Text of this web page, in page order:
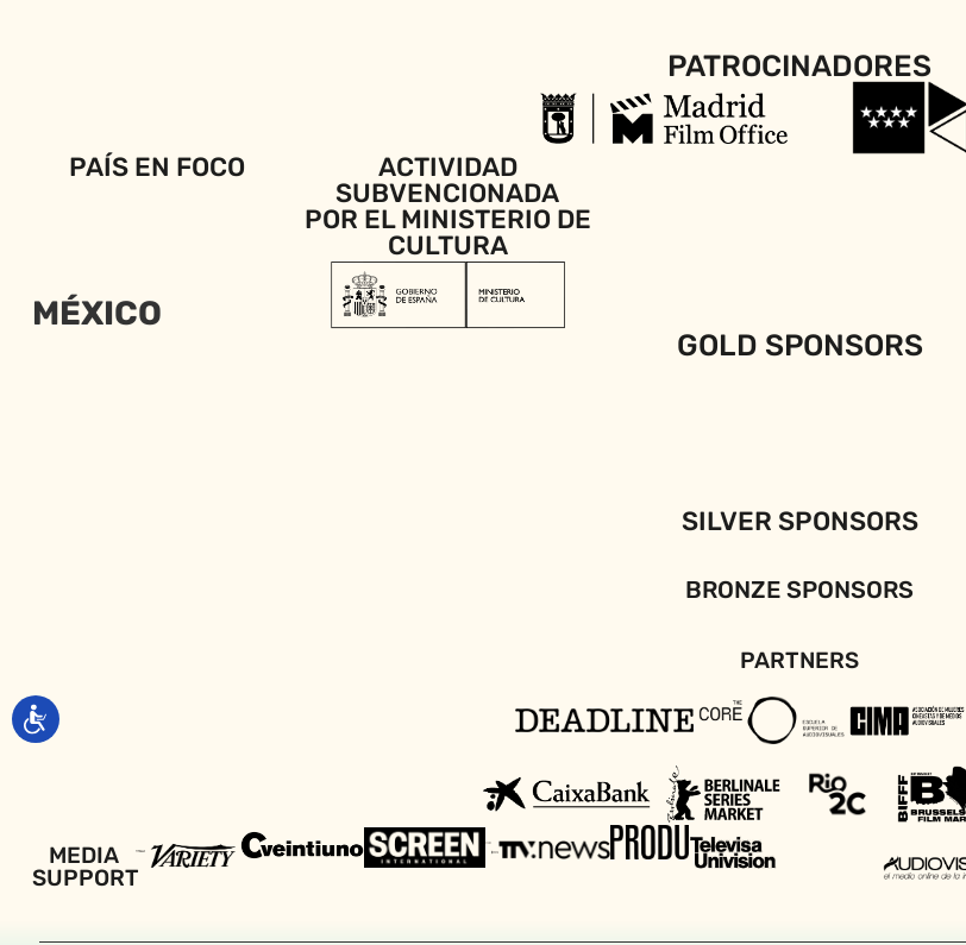
PATROCINADORES
PAÍS EN FOCO
MÉXICO
ACTIVIDAD
SUBVENCIONADA
POR EL MINISTERIO DE
CULTURA
GOLD SPONSORS
SILVER SPONSORS
BRONZE SPONSORS
PARTNERS
MEDIA
SUPPORT